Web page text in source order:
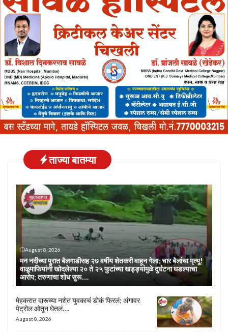
ताज्या बातम्या
August 8, 2026
मन नदीच्या पुरात बैलगाडीसह २७ वर्षीय शेतकरी वाहून गेला; चार बैलांचा मृत्यू!
वाळूमाफियांनी खोदलेल्या २० ते २५ फुटांच्या खड्ड्यांमुळे दुर्घटना घडल्याचा
आरोप; तरुणाचा शोध सुरू….
मेहकरात दारूच्या नशेत युवकाचं डोकं फिरलं; अंगावर
पेट्रोल ओतून घेतलं….
August 8, 2026